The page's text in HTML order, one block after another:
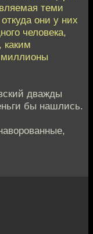
теми
они у них
человека,
каким
дважды
бы нашлись.